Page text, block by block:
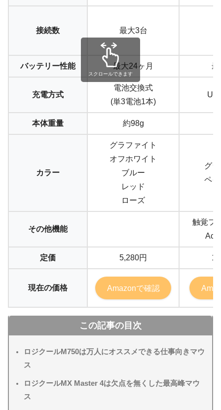
接続数 最大3台
バッテリー性能 最大24ヶ月 最
充電方式
電池交換式
(単3電池1本)
本体重量 約98g
カラー
グラファイト
オフホワイト
ブルー
レッド
ローズ
グ
ペ
その他機能
触覚フ
定価 5,280円
現在の価格 Amazonで確認
スクロールできます
この記事の目次
ロジクールM750は万人にオススメできる仕事向きマウ
ス
ロジクールMX Master 4は欠点を無くした最高峰マウ
ス